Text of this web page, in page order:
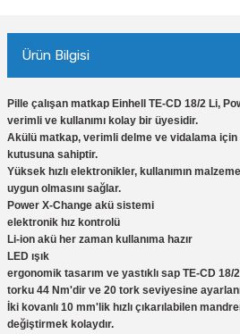
Ürün Bilgisi
Pille çalışan matkap Einhell TE-CD 18/2 Li,
verimli ve kullanımı kolay bir üyesidir.
Akülü matkap, verimli delme ve vidalama
kutusuna sahiptir.
Yüksek hızlı elektronikler, kullanımın
uygun olmasını sağlar.
Power X-Change akü sistemi
elektronik hız kontrolü
Li-ion akü her zaman kullanıma hazır
LED ışık
ergonomik tasarım ve yastıklı sap TE-CD
torku 44 Nm'dir ve 20 tork seviyesine
İki kovanlı 10 mm'lik hızlı çıkarılabilen
değiştirmek kolaydır.